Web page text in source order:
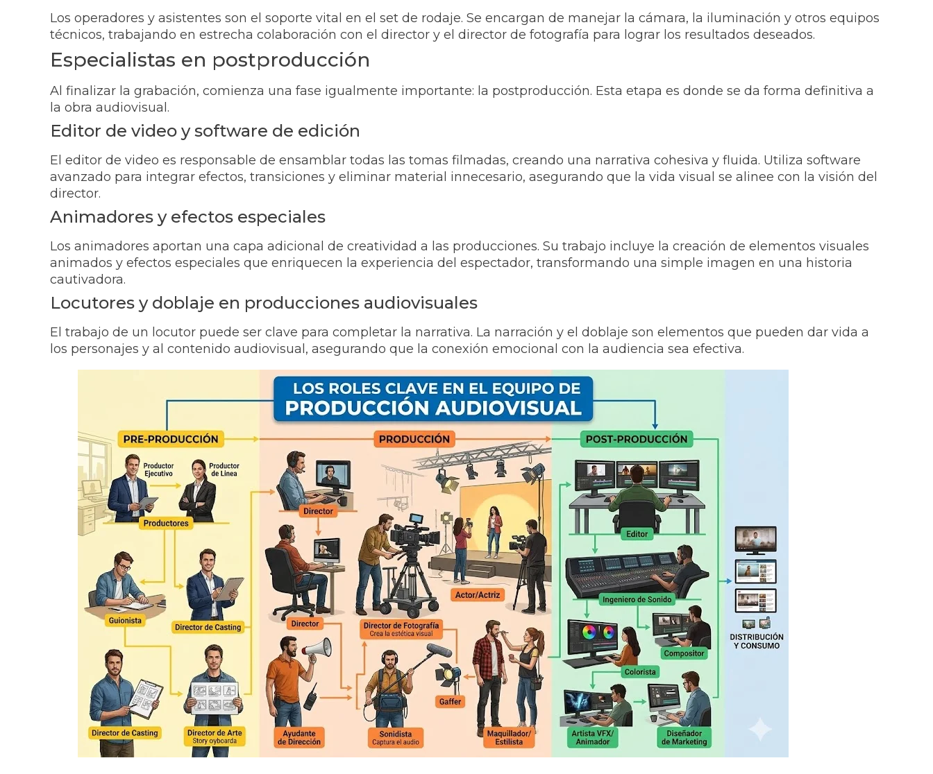
Los operadores y asistentes son el soporte vital en el set de rodaje. Se encargan de manejar la cámara, la iluminación y otros equipos
técnicos, trabajando en estrecha colaboración con el director y el director de fotografía para lograr los resultados deseados.
Especialistas en postproducción
Al finalizar la grabación, comienza una fase igualmente importante: la postproducción. Esta etapa es donde se da forma definitiva a
la obra audiovisual.
Editor de video y software de edición
El editor de video es responsable de ensamblar todas las tomas filmadas, creando una narrativa cohesiva y fluida. Utiliza software
avanzado para integrar efectos, transiciones y eliminar material innecesario, asegurando que la vida visual se alinee con la visión del
director.
Animadores y efectos especiales
Los animadores aportan una capa adicional de creatividad a las producciones. Su trabajo incluye la creación de elementos visuales
animados y efectos especiales que enriquecen la experiencia del espectador, transformando una simple imagen en una historia
cautivadora.
Locutores y doblaje en producciones audiovisuales
El trabajo de un locutor puede ser clave para completar la narrativa. La narración y el doblaje son elementos que pueden dar vida a
los personajes y al contenido audiovisual, asegurando que la conexión emocional con la audiencia sea efectiva.